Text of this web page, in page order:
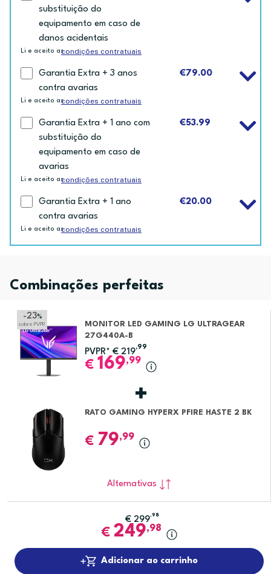
substituição do
equipamento em caso de
danos acidentais
Li e aceito ascondições contratuais
Garantia Extra + 3 anos
contra avarias
€79.00
Li e aceito ascondições contratuais
Garantia Extra + 1 ano com
substituição do
equipamento em caso de
avarias
€53.99
Li e aceito ascondições contratuais
Garantia Extra + 1 ano
contra avarias
€20.00
Li e aceito ascondições contratuais
Combinações perfeitas
-23%
sobre PVPR
MONITOR LED GAMING LG ULTRAGEAR
27G440A-B
PVPR* € 219
,99
€ 169,99
RATO GAMING HYPERX PFIRE HASTE 2 BK
€ 79,99
Alternativas
€ 299 ,98
€ 249,98
Adicionar ao carrinho